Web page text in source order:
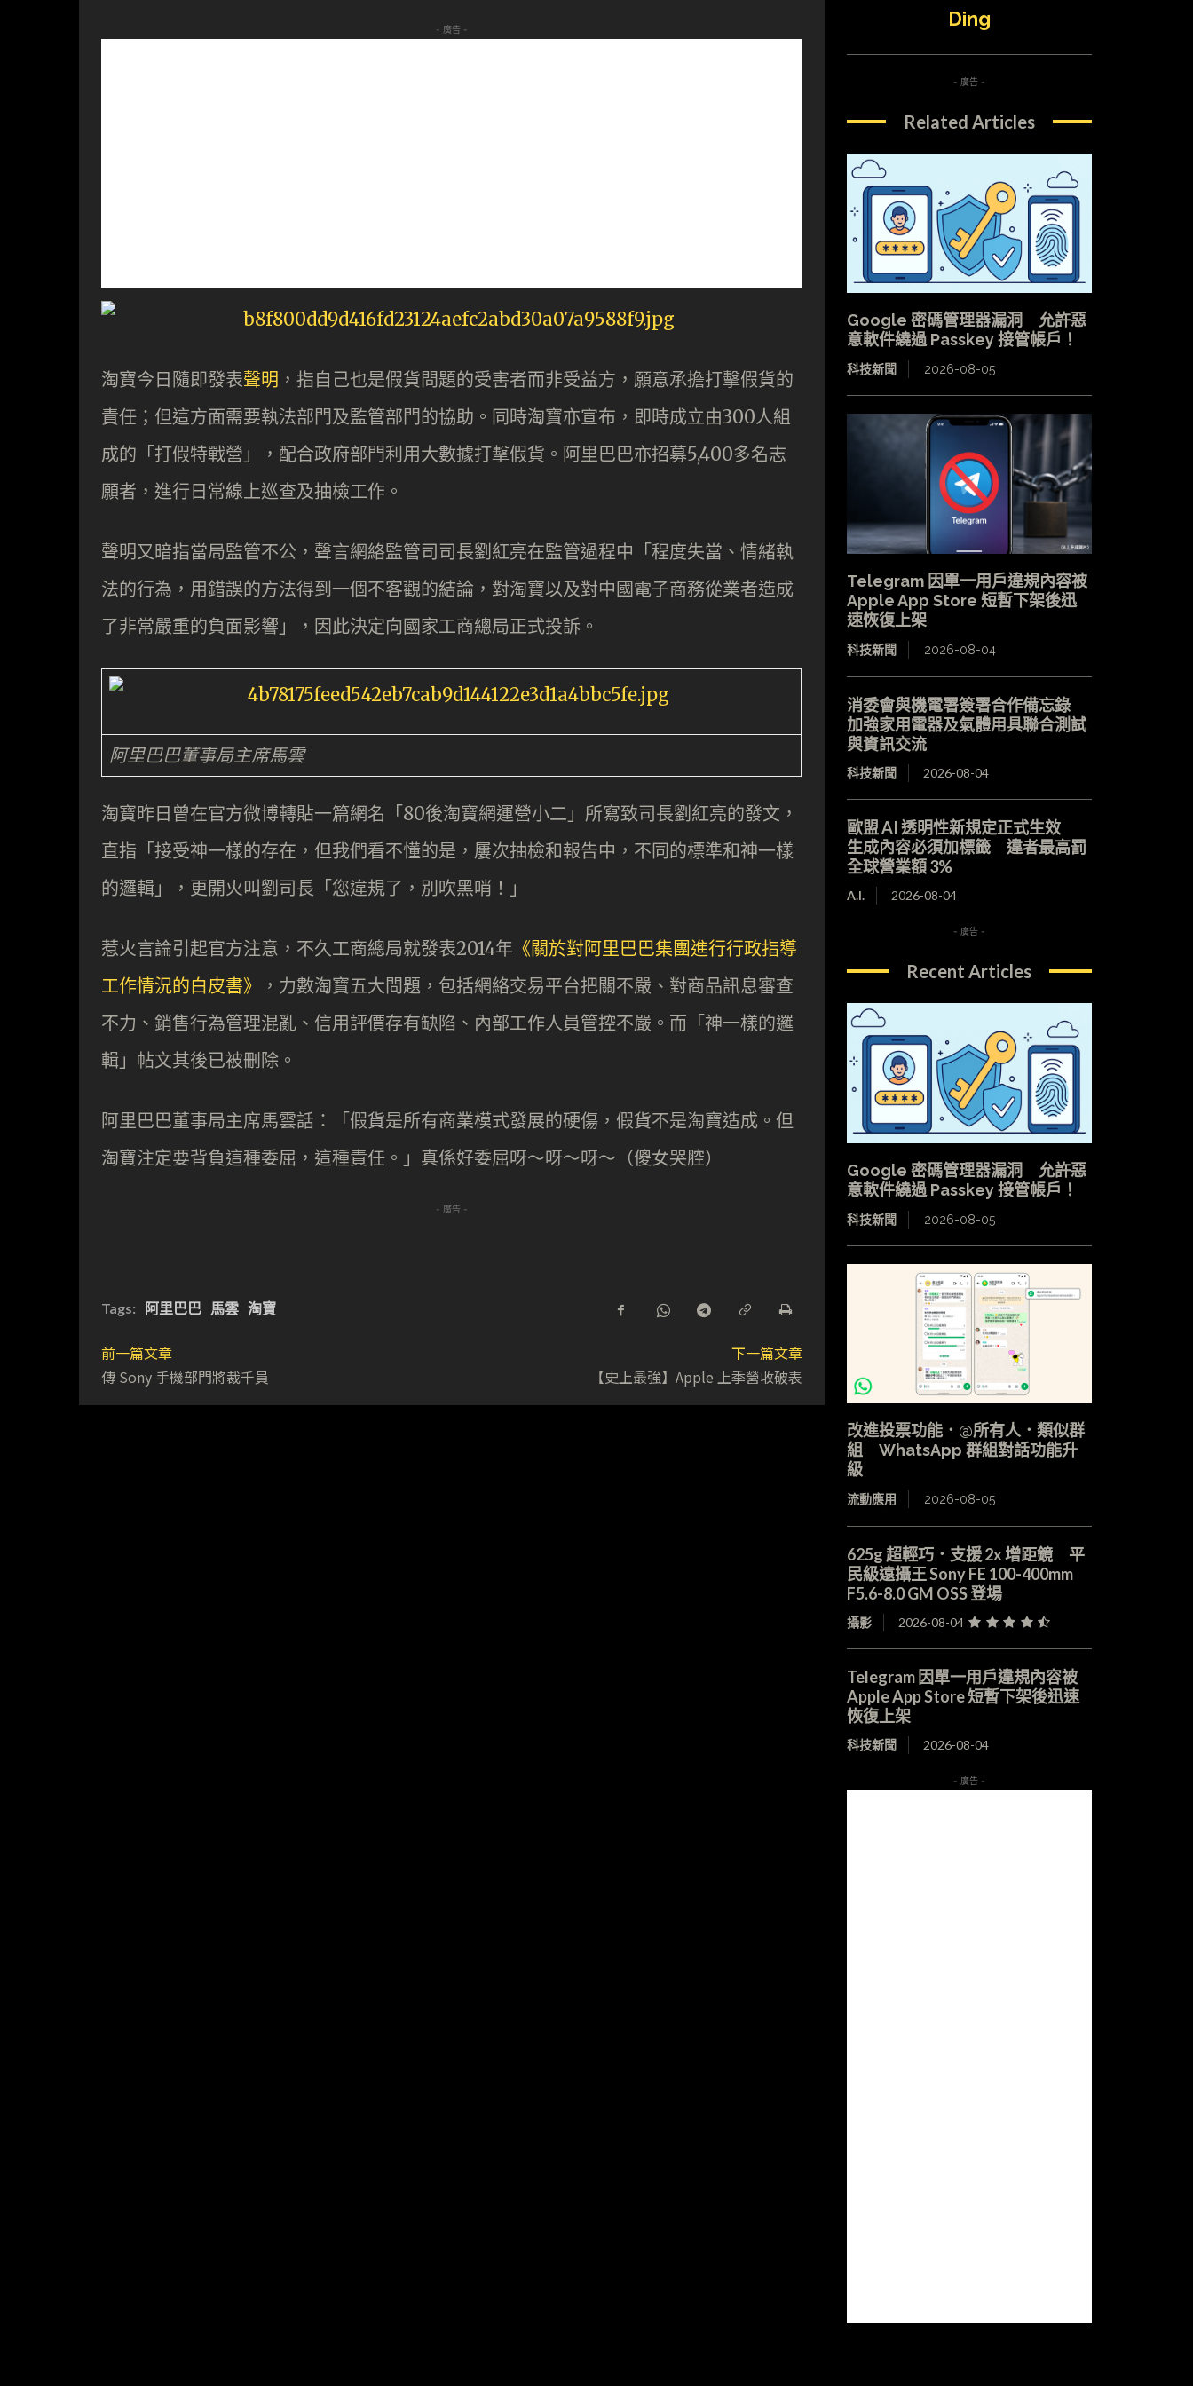
- 廣告 -
淘寶今日隨即發表聲明 ，指自己也是假貨問題的受害者而非受益方，願意承擔打擊假貨的
責任；但這方面需要執法部門及監管部門的協助。同時淘寶亦宣布，即時成立由300人組
成的「打假特戰營」，配合政府部門利用大數據打擊假貨。阿里巴巴亦招募5,400多名志
願者，進行日常線上巡查及抽檢工作。
聲明又暗指當局監管不公，聲言網絡監管司司長劉紅亮在監管過程中「程度失當、情緒執
法的行為，用錯誤的方法得到一個不客觀的結論，對淘寶以及對中國電子商務從業者造成
了非常嚴重的負面影響」，因此決定向國家工商總局正式投訴。
阿里巴巴董事局主席馬雲
淘寶昨日曾在官方微博轉貼一篇網名「80後淘寶網運營小二」所寫致司長劉紅亮的發文，
直指「接受神一樣的存在，但我們看不懂的是，屢次抽檢和報告中，不同的標準和神一樣
的邏輯」，更開火叫劉司長「您違規了，別吹黑哨！」
惹火言論引起官方注意，不久工商總局就發表2014年 《關於對阿里巴巴集團進行行政指導
工作情況的白皮書》
，力數淘寶五大問題，包括網絡交易平台把關不嚴、對商品訊息審查
不力、銷售行​​為管理混亂、信用評價存有缺陷、內部工作人員管控不嚴。而「神一樣的邏
輯」帖文其後已被刪除。
阿里巴巴董事局主席馬雲話：「假貨是所有商業模式發展的硬傷，假貨不是淘寶造成。但
淘寶注定要背負這種委屈，這種責任。」真係好委屈呀～呀～呀～（傻女哭腔）
- 廣告 -
Tags: 阿里巴巴 馬雲 淘寶
前一篇文章
傳 Sony 手機部門將裁千員
下一篇文章
【史上最強】Apple 上季營收破表
Ding
- 廣告 -
Related Articles
Google 密碼管理器漏洞 允許惡
意軟件繞過 Passkey 接管帳戶！
科技新聞 2026-08-05
Telegram 因單一用戶違規內容被
Apple App Store 短暫下架後迅
速恢復上架
科技新聞 2026-08-04
消委會與機電署簽署合作備忘錄
加強家用電器及氣體用具聯合測試
與資訊交流
科技新聞 2026-08-04
歐盟 AI 透明性新規定正式生效
生成內容必須加標籤 違者最高罰
全球營業額 3%
A.I. 2026-08-04
- 廣告 -
Recent Articles
Google 密碼管理器漏洞 允許惡
意軟件繞過 Passkey 接管帳戶！
科技新聞 2026-08-05
改進投票功能．@所有人．類似群
組 WhatsApp 群組對話功能升
級
流動應用 2026-08-05
625g 超輕巧．支援 2x 增距鏡 平
民級遠攝王 Sony FE 100-400mm
F5.6-8.0 GM OSS 登場
攝影 2026-08-04
Telegram 因單一用戶違規內容被
Apple App Store 短暫下架後迅速
恢復上架
科技新聞 2026-08-04
- 廣告 -